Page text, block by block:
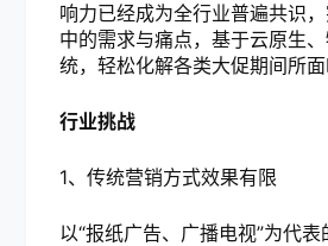
响力已经成为全行业普遍共识
中的需求与痛点，基于云原生
统，轻松化解各类大促期间所面
行业挑战
1、传统营销方式效果有限
以“报纸广告、广播电视”为代